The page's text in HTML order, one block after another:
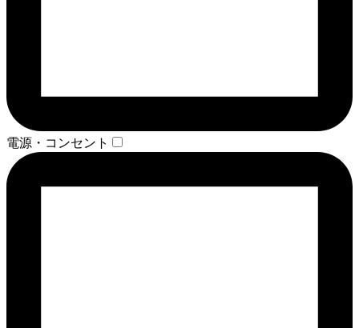
電源・コンセント